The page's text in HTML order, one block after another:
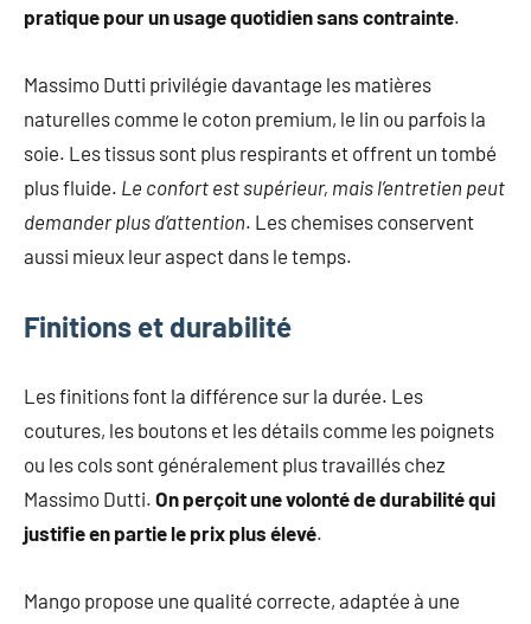
pratique pour un usage quotidien sans contrainte.
Massimo Dutti privilégie davantage les matières
naturelles comme le coton premium, le lin ou parfois la
soie. Les tissus sont plus respirants et offrent un tombé
plus fluide. Le confort est supérieur, mais l’entretien peut
demander plus d’attention. Les chemises conservent
aussi mieux leur aspect dans le temps.
Finitions et durabilité
Les finitions font la différence sur la durée. Les
coutures, les boutons et les détails comme les poignets
ou les cols sont généralement plus travaillés chez
Massimo Dutti. On perçoit une volonté de durabilité qui
justifie en partie le prix plus élevé.
Mango propose une qualité correcte, adaptée à une